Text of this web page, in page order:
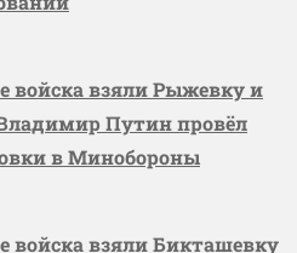
войска взяли Рыжевку и
Путин провёл
в Минобороны
войска взяли Бикташевку